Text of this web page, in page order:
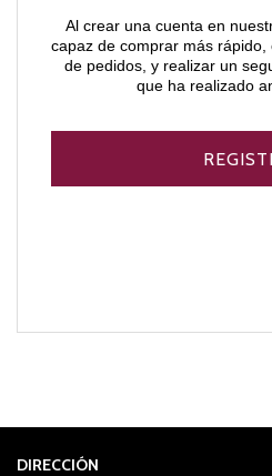
Al crear una cuenta en
capaz de comprar más
de pedidos, y realizar un
que ha realizado
DIRECCIÓN